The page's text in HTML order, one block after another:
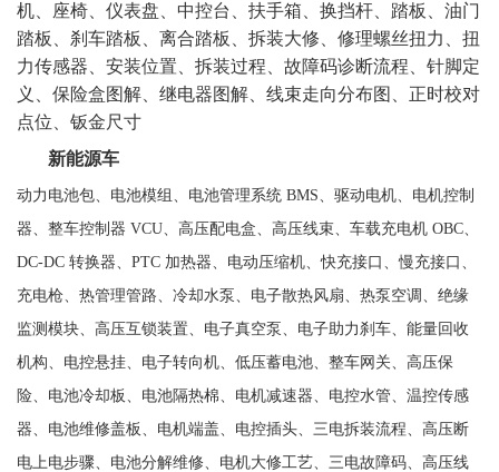
机、座椅、仪表盘、中控台、扶手箱、换挡杆、踏板、油门
踏板、刹车踏板、离合踏板、拆装大修、修理螺丝扭力、扭
力传感器、安装位置、拆装过程、故障码诊断流程、针脚定
义、保险盒图解、继电器图解、线束走向分布图、正时校对
点位、钣金尺寸
新能源车
动力电池包、电池模组、电池管理系统 BMS、驱动电机、电机控制
器、整车控制器 VCU、高压配电盒、高压线束、车载充电机 OBC、
DC-DC 转换器、PTC 加热器、电动压缩机、快充接口、慢充接口、
充电枪、热管理管路、冷却水泵、电子散热风扇、热泵空调、绝缘
监测模块、高压互锁装置、电子真空泵、电子助力刹车、能量回收
机构、电控悬挂、电子转向机、低压蓄电池、整车网关、高压保
险、电池冷却板、电池隔热棉、电机减速器、电控水管、温控传感
器、电池维修盖板、电机端盖、电控插头、三电拆装流程、高压断
电上电步骤、电池分解维修、电机大修工艺、三电故障码、高压线